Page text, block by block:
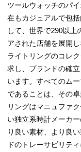
ツールウォッチのパ
在もカジュアルで包
して、世界で290以上
アされた店舗を展開
ライトリングのコレ
求し、ブランドの確
います。すべてのム
であることは、その
リングはマニュファ
い独立系時計メーカ
り良い素材、より良
ドのトレーサビリテ